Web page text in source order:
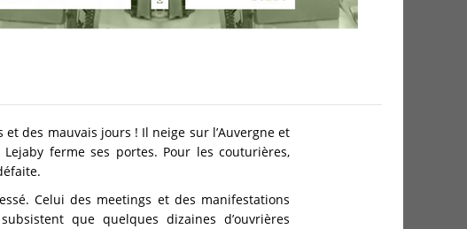
des mauvais jours ! Il neige sur l’Auvergne et
ferme ses portes. Pour les couturières,
Celui des meetings et des manifestations
que quelques dizaines d’ouvrières